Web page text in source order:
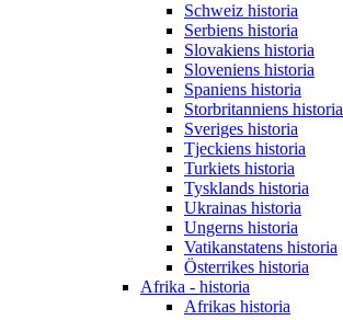
Schweiz historia
Serbiens historia
Slovakiens historia
Sloveniens historia
Spaniens historia
Storbritanniens historia
Sveriges historia
Tjeckiens historia
Turkiets historia
Tysklands historia
Ukrainas historia
Ungerns historia
Vatikanstatens historia
Österrikes historia
Afrika - historia
Afrikas historia